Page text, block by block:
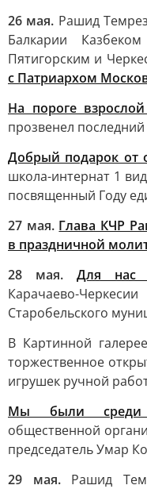
26 мая. Рашид
Балкарии
Пятигорским и
с Патриархом
На пороге
прозвенел
Добрый подарок от
школа-интернат 1
посвященный Году
27 мая. Глава КЧР
в праздничной
28 мая.
Для нас
Карачаево-
Старобельского
В Картинной
торжественное
игрушек ручной
Мы были среди
общественной
председатель Умар
29 мая.Рашид